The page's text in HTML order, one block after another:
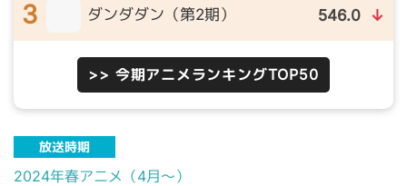
3 ダンダダン（第2期） 546.0 ↓
>> 今期アニメランキングTOP50
放送時期
2024年春アニメ（4月～）